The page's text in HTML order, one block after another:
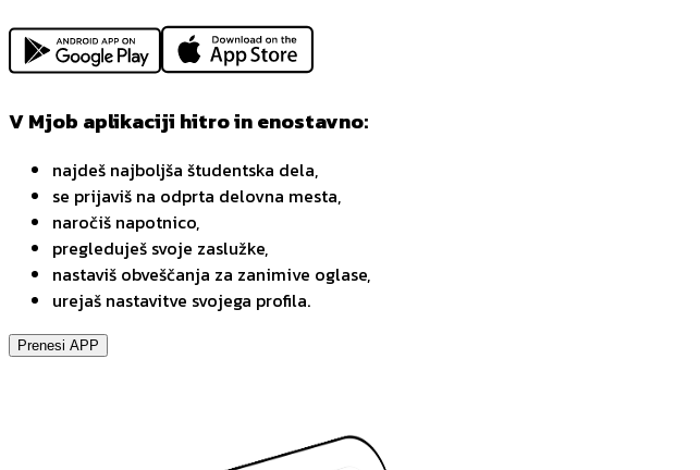
V Mjob aplikaciji hitro in enostavno:
najdeš najboljša študentska dela,
se prijaviš na odprta delovna mesta,
naročiš napotnico,
pregleduješ svoje zaslužke,
nastaviš obveščanja za zanimive oglase,
urejaš nastavitve svojega profila.
Prenesi APP